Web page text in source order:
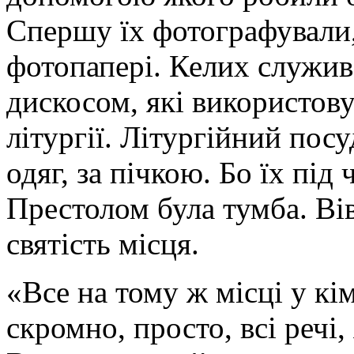
Спершу їх
фотопапері. Келих
дискосом, які
літургії. Літургійний
одяг, за пічкою. Бо їх
Престолом була тумба.
святість місця.
«Все на тому ж місці у
скромно, просто, всі